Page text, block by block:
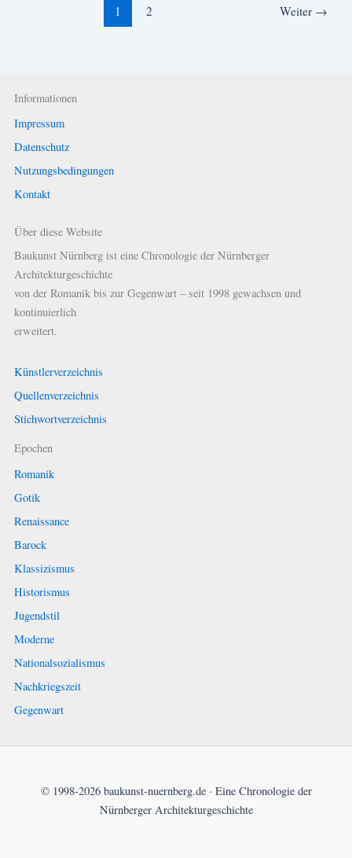
1 2 Weiter →
Informationen
Impressum
Datenschutz
Nutzungsbedingungen
Kontakt
Über diese Website
Baukunst Nürnberg ist eine Chronologie der Nürnberger
Architekturgeschichte
von der Romanik bis zur Gegenwart – seit 1998 gewachsen und
kontinuierlich
erweitert.
Künstlerverzeichnis
Quellenverzeichnis
Stichwortverzeichnis
Epochen
Romanik
Gotik
Renaissance
Barock
Klassizismus
Historismus
Jugendstil
Moderne
Nationalsozialismus
Nachkriegszeit
Gegenwart
© 1998-2026 baukunst-nuernberg.de · Eine Chronologie der
Nürnberger Architekturgeschichte